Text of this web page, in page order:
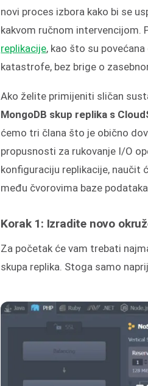
novi proces izbora kako bi se
kakvom ručnom intervencijom.
replikacije, kao što su
katastrofe, bez brige o
Ako želite primijeniti sličan
MongoDB skup replika s
ćemo tri člana što je obično
propusnosti za rukovanje I/O
konfiguraciju replikacije, naučit
među čvorovima baze
Korak 1: Izradite novo
Za početak će vam trebati
skupa replika. Stoga samo